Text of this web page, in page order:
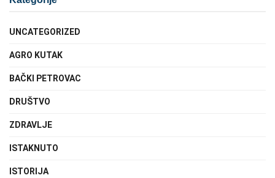
UNCATEGORIZED
AGRO KUTAK
BAČKI PETROVAC
DRUŠTVO
ZDRAVLJE
ISTAKNUTO
ISTORIJA